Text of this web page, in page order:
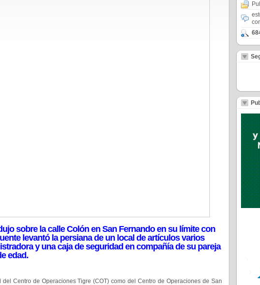
sobre la calle Colón en San Fernando en su límite con
levantó la persiana de un local de artículos varios
y una caja de seguridad en compañía de su pareja
edad.
Centro de Operaciones Tigre (COT) como del Centro de Operaciones de San